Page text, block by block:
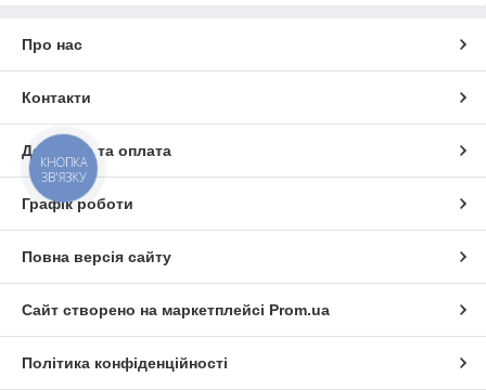
обладнання.
Про нас
Контакти
Доставка та оплата
Графік роботи
Повна версія сайту
Сайт створено на маркетплейсі Prom.ua
Політика конфіденційності
КНОПКА
ЗВ'ЯЗКУ